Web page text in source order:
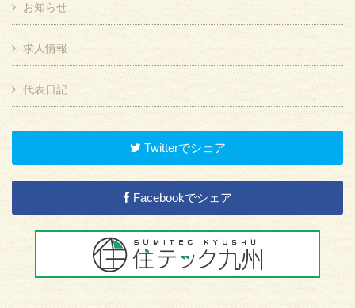
お知らせ
求人情報
代表日記
Twitterでシェア
Facebookでシェア